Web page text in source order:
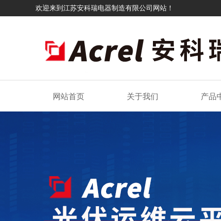
欢迎来到江苏安科瑞电器制造有限公司网站！
网站首页 关于我们 产品